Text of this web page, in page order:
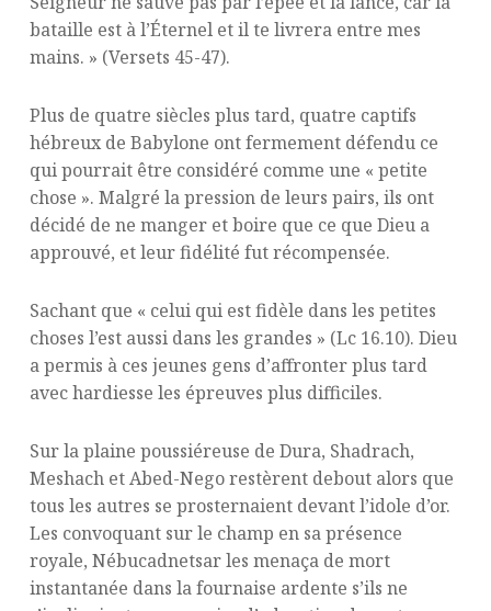
bataille est à l’Éternel et il te livrera entre mes
mains. » (Versets 45-47).
Plus de quatre siècles plus tard, quatre captifs
hébreux de Babylone ont fermement défendu ce
qui pourrait être considéré comme une « petite
chose ». Malgré la pression de leurs pairs, ils ont
décidé de ne manger et boire que ce que Dieu a
approuvé, et leur fidélité fut récompensée.
Sachant que « celui qui est fidèle dans les petites
choses l’est aussi dans les grandes » (Lc 16.10). Dieu
a permis à ces jeunes gens d’affronter plus tard
avec hardiesse les épreuves plus difficiles.
Sur la plaine poussiéreuse de Dura, Shadrach,
Meshach et Abed-Nego restèrent debout alors que
tous les autres se prosternaient devant l’idole d’or.
Les convoquant sur le champ en sa présence
royale, Nébucadnetsar les menaça de mort
instantanée dans la fournaise ardente s’ils ne